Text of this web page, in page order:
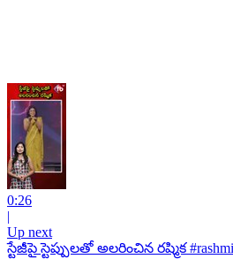
0:26
|
Up next
స్టేజీపై స్టెప్పులతో అలరించిన రష్మిక